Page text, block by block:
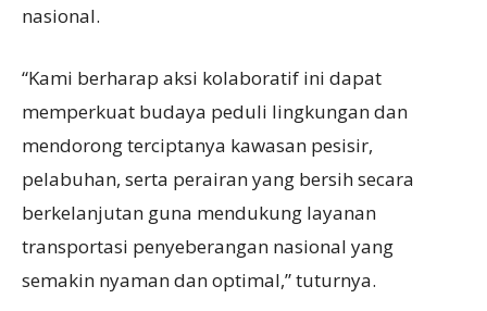
nasional.
“Kami berharap aksi kolaboratif ini dapat
memperkuat budaya peduli lingkungan dan
mendorong terciptanya kawasan pesisir,
pelabuhan, serta perairan yang bersih secara
berkelanjutan guna mendukung layanan
transportasi penyeberangan nasional yang
semakin nyaman dan optimal,” tuturnya.